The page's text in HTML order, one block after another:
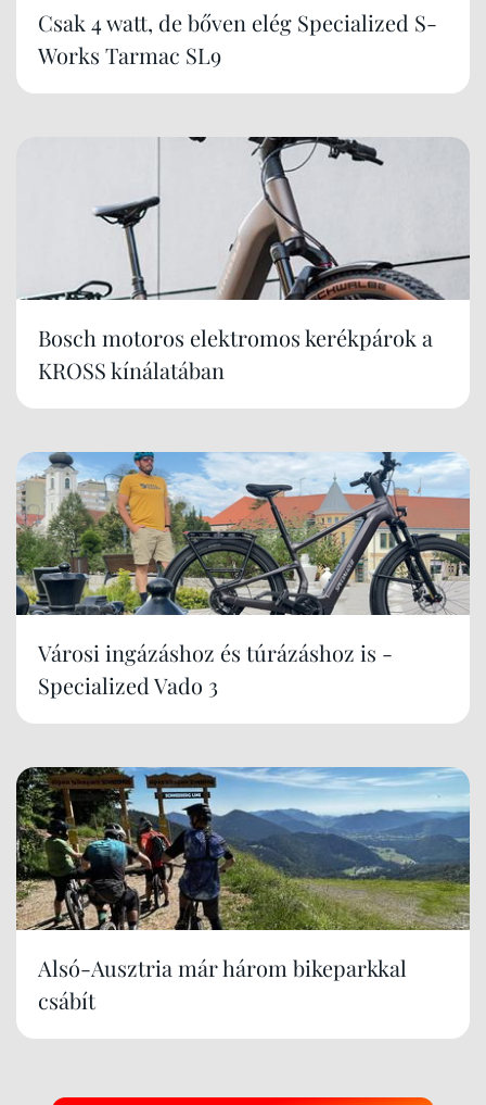
Csak 4 watt, de bőven elég Specialized S-
Works Tarmac SL9
Bosch motoros elektromos kerékpárok a
KROSS kínálatában
Városi ingázáshoz és túrázáshoz is -
Specialized Vado 3
Alsó-Ausztria már három bikeparkkal
csábít